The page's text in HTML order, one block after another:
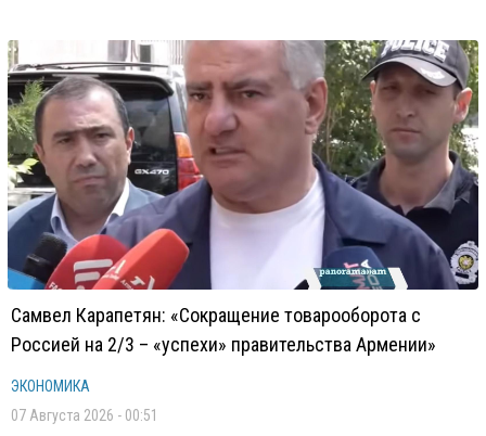
Самвел Карапетян: «Сокращение товарооборота с
Россией на 2/3 – «успехи» правительства Армении»
ЭКОНОМИКА
07 Августа 2026 - 00:51